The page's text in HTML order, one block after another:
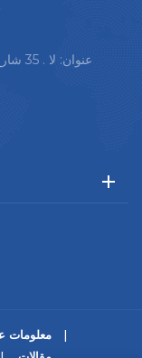
معلومات